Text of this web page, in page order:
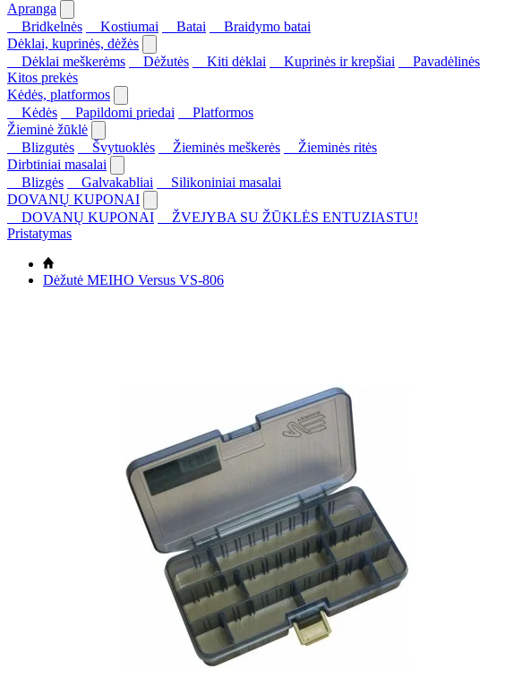
Apranga
Bridkelnės
Kostiumai Batai
Braidymo batai
Dėklai, kuprinės, dėžės
Dėklai meškerėms
Dėžutės Kiti dėklai Kuprinės ir krepšiai
Pavadėlinės
Kitos prekės
Kėdės, platformos
Kėdės
Papildomi priedai
Platformos
Žieminė žūklė
Blizgutės
Švytuoklės Žieminės meškerės
Žieminės ritės
Dirbtiniai masalai
Blizgės
Galvakabliai
Silikoniniai masalai
DOVANŲ KUPONAI
DOVANŲ KUPONAI
ŽVEJYBA SU ŽŪKLĖS ENTUZIASTU!
Pristatymas
Dėžutė MEIHO Versus VS-806